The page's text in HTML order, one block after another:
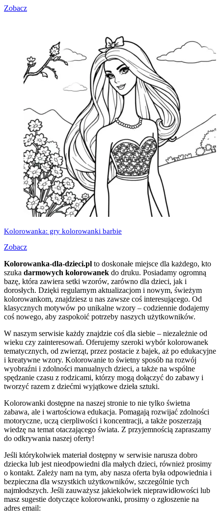
Zobacz
Kolorowanka: gry kolorowanki barbie
Zobacz
Kolorowanka-dla-dzieci.pl to doskonałe miejsce dla każdego, kto
szuka darmowych kolorowanek do druku. Posiadamy ogromną
bazę, która zawiera setki wzorów, zarówno dla dzieci, jak i
dorosłych. Dzięki regularnym aktualizacjom i nowym, świeżym
kolorowankom, znajdziesz u nas zawsze coś interesującego. Od
klasycznych motywów po unikalne wzory – codziennie dodajemy
coś nowego, aby zaspokoić potrzeby naszych użytkowników.
W naszym serwisie każdy znajdzie coś dla siebie – niezależnie od
wieku czy zainteresowań. Oferujemy szeroki wybór kolorowanek
tematycznych, od zwierząt, przez postacie z bajek, aż po edukacyjne
i kreatywne wzory. Kolorowanie to świetny sposób na rozwój
wyobraźni i zdolności manualnych dzieci, a także na wspólne
spędzanie czasu z rodzicami, którzy mogą dołączyć do zabawy i
tworzyć razem z dziećmi wyjątkowe dzieła sztuki.
Kolorowanki dostępne na naszej stronie to nie tylko świetna
zabawa, ale i wartościowa edukacja. Pomagają rozwijać zdolności
motoryczne, uczą cierpliwości i koncentracji, a także poszerzają
wiedzę na temat otaczającego świata. Z przyjemnością zapraszamy
do odkrywania naszej oferty!
Jeśli którykolwiek materiał dostępny w serwisie narusza dobro
dziecka lub jest nieodpowiedni dla małych dzieci, również prosimy
o kontakt. Zależy nam na tym, aby nasza oferta była odpowiednia i
bezpieczna dla wszystkich użytkowników, szczególnie tych
najmłodszych. Jeśli zauważysz jakiekolwiek nieprawidłowości lub
masz sugestie dotyczące kolorowanki, prosimy o zgłoszenie na
adres email: